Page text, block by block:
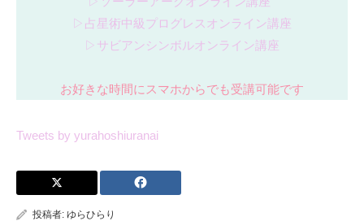
▷占星術中級プログレスオンライン講座
▷サビアンシンボルオンライン講座
お好きな時間にスマホからでも受講可能です
Tweets by yurahoshiuranai
投稿者: ゆらひらり